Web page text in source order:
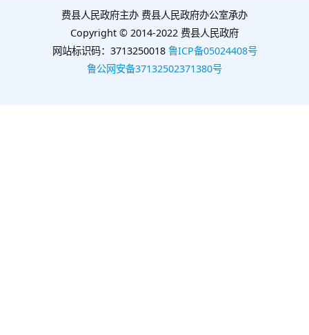
费县人民政府主办 费县人民政府办公室承办
Copyright © 2014-2022 费县人民政府
网站标识码：3713250018 鲁ICP备05024408号
鲁公网安备37132502371380号